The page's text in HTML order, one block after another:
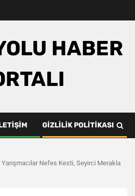
HABER
GIZLILIK POLITIKASI
Nefes Kesti, Seyirci Merakla